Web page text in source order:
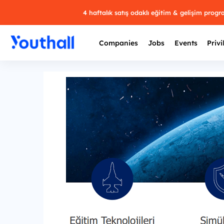
4 haftalık satış odaklı eğitim & gelişim
Companies Jobs Events